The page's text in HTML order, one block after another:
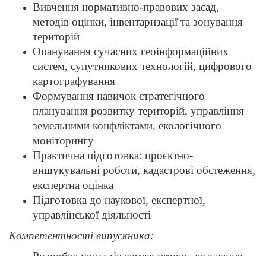
Вивчення нормативно-правових засад,
методів оцінки, інвентаризації та зонування
територій
Опанування сучасних геоінформаційних
систем, супутникових технологій, цифрового
картографування
Формування навичок стратегічного
планування розвитку територій, управління
земельними конфліктами, екологічного
моніторингу
Практична підготовка: проєктно-
вишукувальні роботи, кадастрові обстеження,
експертна оцінка
Підготовка до наукової, експертної,
управлінської діяльності
Компетентності випускника: